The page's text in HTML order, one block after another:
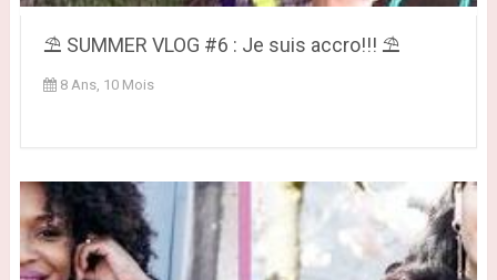
⛱ SUMMER VLOG #6 : Je suis accro!!! ⛱
8 Ans, 10 Mois